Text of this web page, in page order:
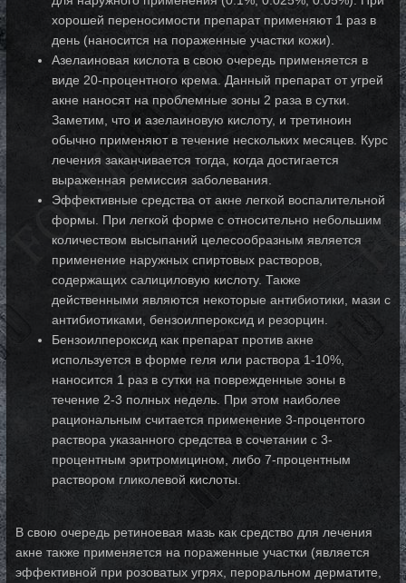
хорошей переносимости препарат применяют 1 раз в
день (наносится на пораженные участки кожи).
Азелаиновая кислота в свою очередь применяется в
виде 20-процентного крема. Данный препарат от угрей
акне наносят на проблемные зоны 2 раза в сутки.
Заметим, что и азелаиновую кислоту, и третиноин
обычно применяют в течение нескольких месяцев. Курс
лечения заканчивается тогда, когда достигается
выраженная ремиссия заболевания.
Эффективные средства от акне легкой воспалительной
формы. При легкой форме с относительно небольшим
количеством высыпаний целесообразным является
применение наружных спиртовых растворов,
содержащих салициловую кислоту. Также
действенными являются некоторые антибиотики, мази с
антибиотиками, бензоилпероксид и резорцин.
Бензоилпероксид как препарат против акне
используется в форме геля или раствора 1-10%,
наносится 1 раз в сутки на поврежденные зоны в
течение 2-3 полных недель. При этом наиболее
рациональным считается применение 3-процентого
раствора указанного средства в сочетании с 3-
процентным эритромицином, либо 7-процентным
раствором гликолевой кислоты.
В свою очередь ретиноевая мазь как средство для лечения
акне также применяется на пораженные участки (является
эффективной при розоватых угрях, пероральном дерматите,